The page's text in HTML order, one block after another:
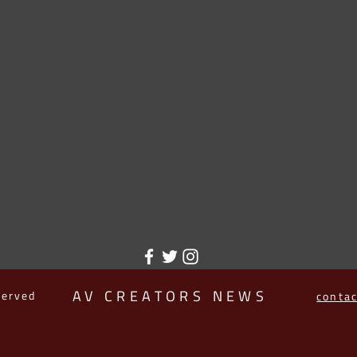
AV CREATORS NEWS